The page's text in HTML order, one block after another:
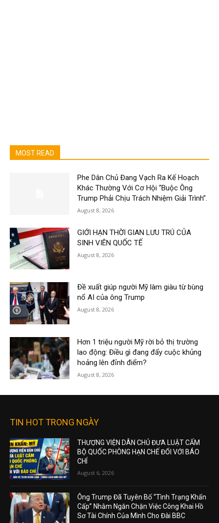
MOST READ
Phe Dân Chủ Đang Vạch Ra Kế Hoạch
Khác Thường Với Cơ Hội “Buộc Ông
Trump Phải Chịu Trách Nhiệm Giải Trình”.
August 8, 2026
GIỚI HẠN THỜI GIAN LƯU TRÚ CỦA
SINH VIÊN QUỐC TẾ
August 8, 2026
Đề xuất giúp người Mỹ làm giàu từ bùng
nổ AI của ông Trump
August 8, 2026
Hơn 1 triệu người Mỹ rời bỏ thị trường
lao động: Điều gì đang đẩy cuộc khủng
hoảng lên đỉnh điểm?
August 8, 2026
TIN HOT TRONG NGÀY
THƯỢNG VIỆN DÂN CHỦ ĐƯA LUẬT CẤM
BỘ QUỐC PHÒNG HẠN CHẾ ĐỐI VỚI BÁO
CHÍ
August 6, 2026
Ông Trump Đã Tuyên Bố “Tình Trạng Khẩn
Cấp” Nhằm Ngăn Chặn Việc Công Khai Hồ
Sơ Tài Chính Của Mình Cho Đài BBC